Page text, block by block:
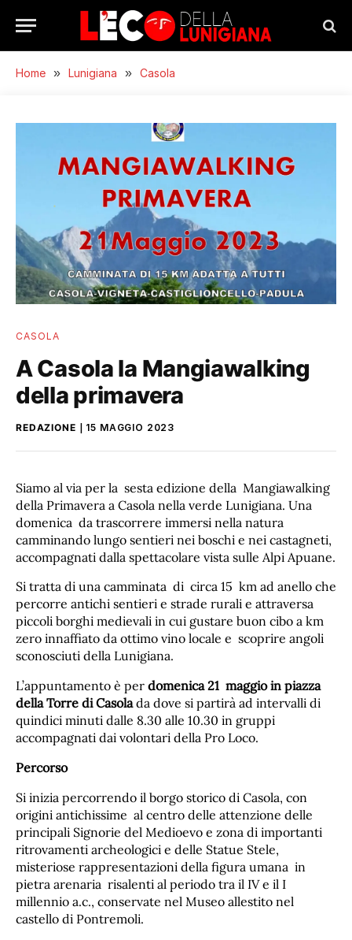
Home » Lunigiana » Casola
CASOLA
A Casola la Mangiawalking
della primavera
REDAZIONE 15 MAGGIO 2023
Siamo al via per la sesta edizione della Mangiawalking
della Primavera a Casola nella verde Lunigiana. Una
domenica da trascorrere immersi nella natura
camminando lungo sentieri nei boschi e nei castagneti,
accompagnati dalla spettacolare vista sulle Alpi Apuane.
Si tratta di una camminata di circa 15 km ad anello che
percorre antichi sentieri e strade rurali e attraversa
piccoli borghi medievali in cui gustare buon cibo a km
zero innaffiato da ottimo vino locale e scoprire angoli
sconosciuti della Lunigiana.
L’appuntamento è per domenica 21 maggio in piazza
della Torre di Casolada dove si partirà ad intervalli di
quindici minuti dalle 8.30 alle 10.30 in gruppi
accompagnati dai volontari della Pro Loco.
Percorso
Si inizia percorrendo il borgo storico di Casola, con
origini antichissime al centro delle attenzione delle
principali Signorie del Medioevo e zona di importanti
ritrovamenti archeologici e delle Statue Stele,
misteriose rappresentazioni della figura umana in
pietra arenaria risalenti al periodo tra il IV e il I
millennio a.c., conservate nel Museo allestito nel
castello di Pontremoli.